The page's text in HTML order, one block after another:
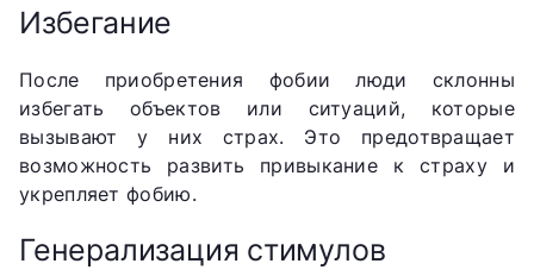
Избегание
После приобретения фобии люди склонны
избегать объектов или ситуаций, которые
вызывают у них страх. Это предотвращает
возможность развить привыкание к страху и
укрепляет фобию.
Генерализация стимулов